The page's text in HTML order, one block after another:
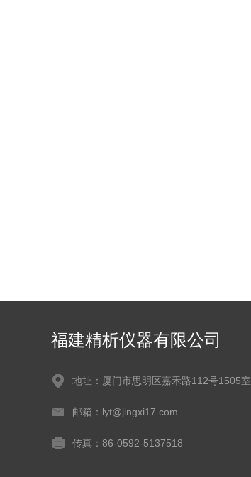
福建精析仪器有限公司
地址：厦门市思明区嘉禾路112号1505室
邮箱：lyt@jingxi17.com
传真：86-0592-5137518